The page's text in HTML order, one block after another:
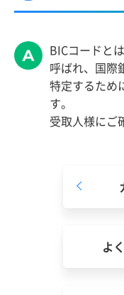
BICコードと
呼ばれ、国際
特定するため
す。
受取人様にご
よ